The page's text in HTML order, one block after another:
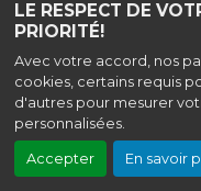
LE RESPECT DE
PRIORITÉ!
Avec votre accord, nos
cookies, certains requis
d'autres pour mesurer
personnalisées.
Accepter En savoir